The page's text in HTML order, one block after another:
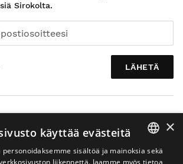
Sirokolta.
LÄHETÄ
×
käyttää evästeitä
sisältöä ja mainoksia sekä
liikennettä. Jaamme myös tietoa